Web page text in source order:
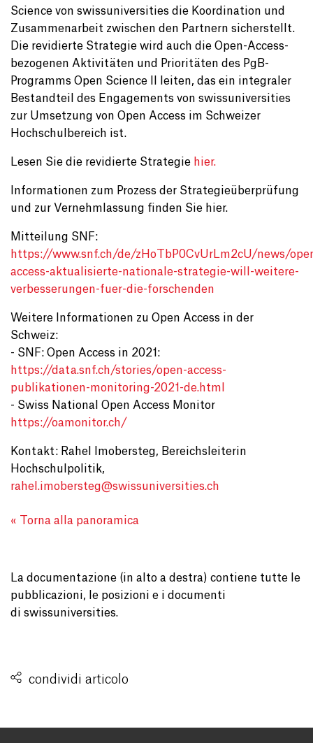
Science von swissuniversities die Koordination und
Zusammenarbeit zwischen den Partnern sicherstellt.
Die revidierte Strategie wird auch die Open-Access-
bezogenen Aktivitäten und Prioritäten des PgB-
Programms Open Science II leiten, das ein integraler
Bestandteil des Engagements von swissuniversities
zur Umsetzung von Open Access im Schweizer
Hochschulbereich ist.
Lesen Sie die revidierte Strategie hier.
Informationen zum Prozess der Strategieüberprüfung
und zur Vernehmlassung finden Sie hier.
Mitteilung SNF:
https://www.snf.ch/de/zHoTbP0CvUrLm2cU/news/
access-aktualisierte-nationale-strategie-will-weitere-
verbesserungen-fuer-die-forschenden
Weitere Informationen zu Open Access in der
Schweiz:
- SNF: Open Access in 2021:
https://data.snf.ch/stories/open-access-
publikationen-monitoring-2021-de.html
- Swiss National Open Access Monitor
https://oamonitor.ch/
Kontakt: Rahel Imobersteg, Bereichsleiterin
Hochschulpolitik,
rahel.imobersteg@swissuniversities.ch
« Torna alla panoramica
La documentazione (in alto a destra) contiene tutte le
pubblicazioni, le posizioni e i documenti
di swissuniversities.
condividi articolo